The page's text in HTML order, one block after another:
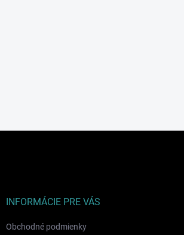
INFORMÁCIE PRE VÁS
Obchodné podmienky